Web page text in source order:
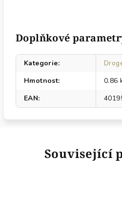
Doplňkové
Kategorie:
Hmotnost:
0.86
EAN:
Související